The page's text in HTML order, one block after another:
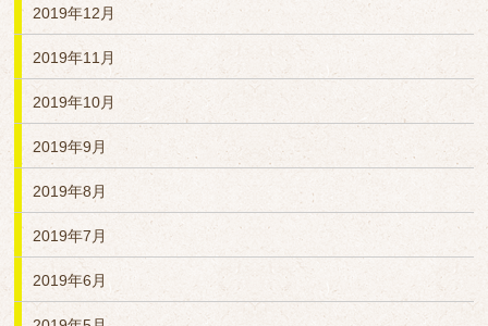
2019年12月
2019年11月
2019年10月
2019年9月
2019年8月
2019年7月
2019年6月